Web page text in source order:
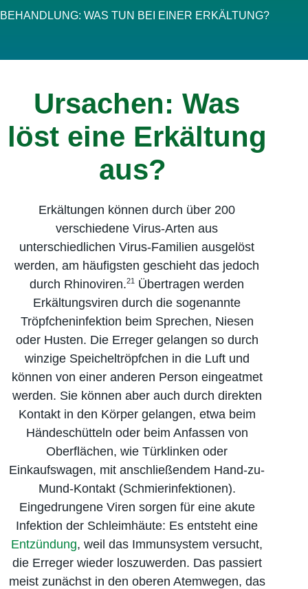
BEHANDLUNG: WAS TUN BEI EINER ERKÄLTUNG?
Ursachen: Was
löst eine Erkältung
aus?
Erkältungen können durch über 200
verschiedene Virus-Arten aus
unterschiedlichen Virus-Familien ausgelöst
werden, am häufigsten geschieht das jedoch
durch Rhinoviren.21
Übertragen werden
Erkältungsviren durch die sogenannte
Tröpfcheninfektion beim Sprechen, Niesen
oder Husten. Die Erreger gelangen so durch
winzige Speicheltröpfchen in die Luft und
können von einer anderen Person eingeatmet
werden. Sie können aber auch durch direkten
Kontakt in den Körper gelangen, etwa beim
Händeschütteln oder beim Anfassen von
Oberflächen, wie Türklinken oder
Einkaufswagen, mit anschließendem Hand-zu-
Mund-Kontakt (Schmierinfektionen).
Eingedrungene Viren sorgen für eine akute
Infektion der Schleimhäute: Es entsteht eine
Entzündung, weil das Immunsystem versucht,
die Erreger wieder loszuwerden. Das passiert
meist zunächst in den oberen Atemwegen, das